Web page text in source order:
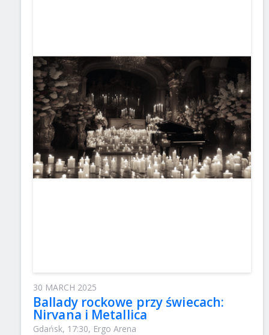
30 MARCH 2025
Ballady rockowe przy świecach:
Nirvana i Metallica
Gdańsk, 17:30, Ergo Arena